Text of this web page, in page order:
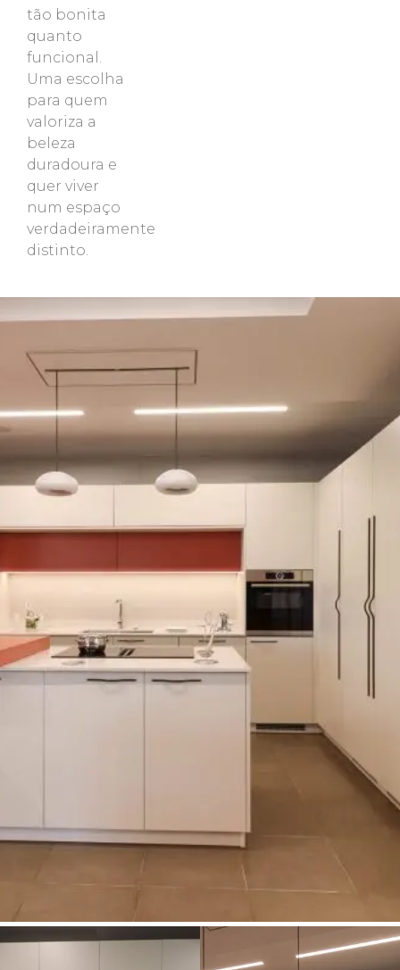
tão bonita
quanto
funcional.
Uma escolha
para quem
valoriza a
beleza
duradoura e
quer viver
num espaço
verdadeiramente
distinto.